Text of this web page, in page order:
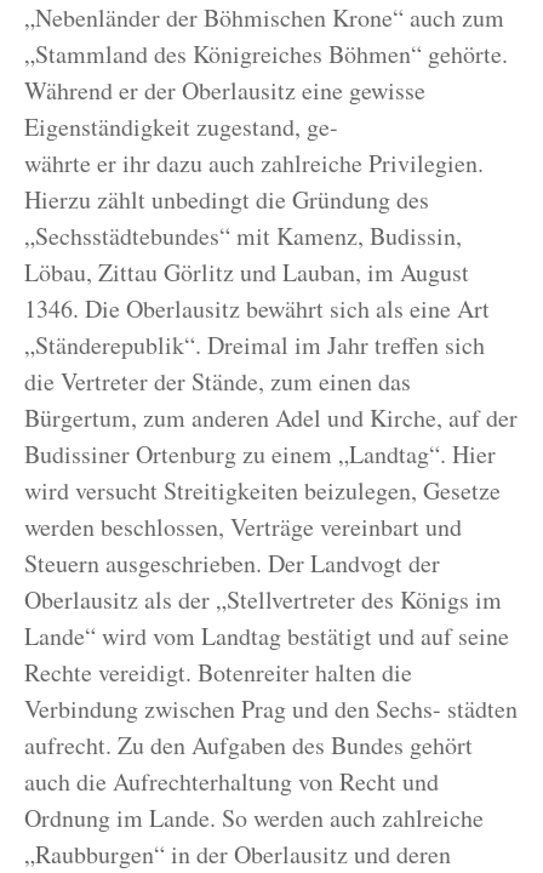
„Nebenländer der Böhmischen Krone“ auch zum
„Stammland des Königreiches Böhmen“ gehörte.
Während er der Oberlausitz eine gewisse
Eigenständigkeit zugestand, ge-
währte er ihr dazu auch zahlreiche Privilegien.
Hierzu zählt unbedingt die Gründung des
„Sechsstädtebundes“ mit Kamenz, Budissin,
Löbau, Zittau Görlitz und Lauban, im August
1346. Die Oberlausitz bewährt sich als eine Art
„Ständerepublik“. Dreimal im Jahr treffen sich
die Vertreter der Stände, zum einen das
Bürgertum, zum anderen Adel und Kirche, auf der
Budissiner Ortenburg zu einem „Landtag“. Hier
wird versucht Streitigkeiten beizulegen, Gesetze
werden beschlossen, Verträge vereinbart und
Steuern ausgeschrieben. Der Landvogt der
Oberlausitz als der „Stellvertreter des Königs im
Lande“ wird vom Landtag bestätigt und auf seine
Rechte vereidigt. Botenreiter halten die
Verbindung zwischen Prag und den Sechs- städten
aufrecht. Zu den Aufgaben des Bundes gehört
auch die Aufrechterhaltung von Recht und
Ordnung im Lande. So werden auch zahlreiche
„Raubburgen“ in der Oberlausitz und deren